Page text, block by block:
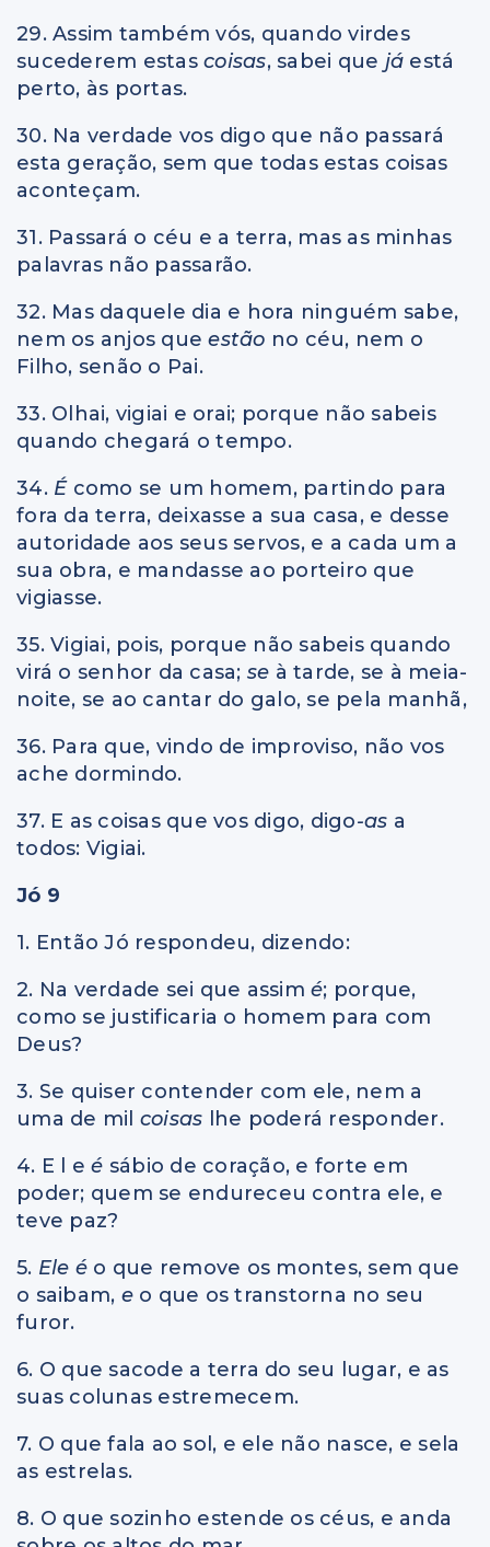
29. Assim também vós, quando virdes
sucederem estas coisas, sabei que já está
perto, às portas.
30. Na verdade vos digo que não passará
esta geração, sem que todas estas coisas
aconteçam.
31. Passará o céu e a terra, mas as minhas
palavras não passarão.
32. Mas daquele dia e hora ninguém sabe,
nem os anjos queestão no céu, nem o
Filho, senão o Pai.
33. Olhai, vigiai e orai; porque não sabeis
quando chegará o tempo.
34. É como se um homem, partindo para
fora da terra, deixasse a sua casa, e desse
autoridade aos seus servos, e a cada um a
sua obra, e mandasse ao porteiro que
vigiasse.
35. Vigiai, pois, porque não sabeis quando
virá o senhor da casa; se à tarde, se à meia-
noite, se ao cantar do galo, se pela manhã,
36. Para que, vindo de improviso, não vos
ache dormindo.
37. E as coisas que vos digo, digo-as a
todos: Vigiai.
Jó 9
1. Então Jó respondeu, dizendo:
2. Na verdade sei que assim é; porque,
como se justificaria o homem para com
Deus?
3. Se quiser contender com ele, nem a
uma de mil coisas lhe poderá responder.
4. E l eé sábio de coração, e forte em
poder; quem se endureceu contra ele, e
teve paz?
5. Ele é o que remove os montes, sem que
o saibam, e o que os transtorna no seu
furor.
6. O que sacode a terra do seu lugar, e as
suas colunas estremecem.
7. O que fala ao sol, e ele não nasce, e sela
as estrelas.
8. O que sozinho estende os céus, e anda